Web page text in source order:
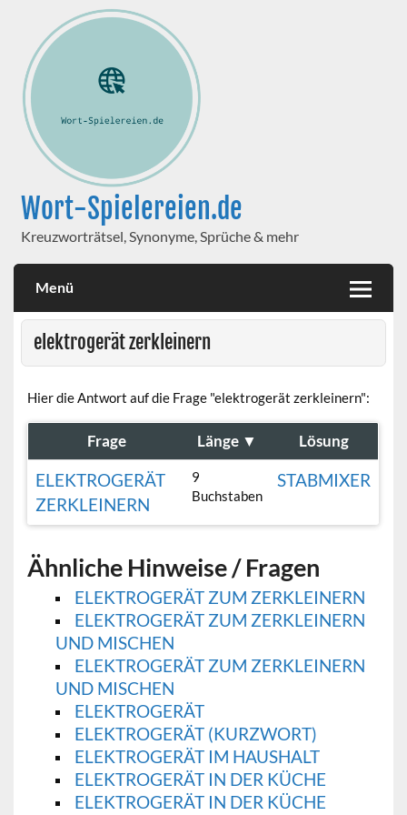
Wort-Spielereien.de
Kreuzworträtsel, Synonyme, Sprüche & mehr
Menü
elektrogerät zerkleinern
Hier die Antwort auf die Frage "elektrogerät zerkleinern":
Frage Länge ▼ Lösung
ELEKTROGERÄT
ZERKLEINERN
9
Buchstaben
STABMIXER
Ähnliche Hinweise / Fragen
ELEKTROGERÄT ZUM ZERKLEINERN
ELEKTROGERÄT ZUM ZERKLEINERN
UND MISCHEN
ELEKTROGERÄT ZUM ZERKLEINERN
UND MISCHEN
ELEKTROGERÄT
ELEKTROGERÄT (KURZWORT)
ELEKTROGERÄT IM HAUSHALT
ELEKTROGERÄT IN DER KÜCHE
ELEKTROGERÄT IN DER KÜCHE